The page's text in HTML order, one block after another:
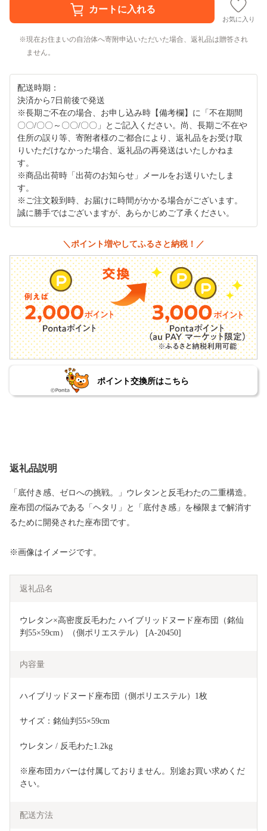
お気に入り
現在お住まいの自治体へ寄附申込いただいた場合、返礼品は贈答され
ません。
配送時期：
決済から7日前後で発送
※長期ご不在の場合、お申し込み時【備考欄】に「不在期間
〇〇/〇〇～〇〇/〇〇」とご記入ください。尚、長期ご不在や
住所の誤り等、寄附者様のご都合により、返礼品をお受け取
りいただけなかった場合、返礼品の再発送はいたしかねま
す。
※商品出荷時「出荷のお知らせ」メールをお送りいたしま
す。
※ご注文殺到時、お届けに時間がかかる場合がございます。
誠に勝手ではございますが、あらかじめご了承ください。
＼ポイント増やしてふるさと納税！／
ポイント交換所はこちら
返礼品説明
「底付き感、ゼロへの挑戦。」ウレタンと反毛わたの二重構造。
座布団の悩みである「ヘタリ」と「底付き感」を極限まで解消す
るために開発された座布団です。
※画像はイメージです。
返礼品名
ウレタン×高密度反毛わた ハイブリッドヌード座布団（銘仙
判55×59cm）（側ポリエステル） [A-20450]
内容量
ハイブリッドヌード座布団（側ポリエステル）1枚
サイズ：銘仙判55×59cm
ウレタン / 反毛わた1.2kg
※座布団カバーは付属しておりません。別途お買い求めくだ
さい。
配送方法